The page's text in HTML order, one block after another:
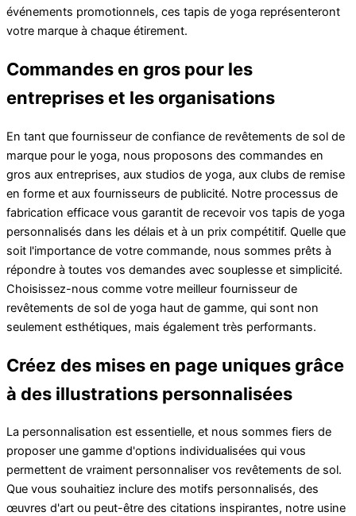
événements promotionnels, ces tapis de yoga représenteront
votre marque à chaque étirement.
Commandes en gros pour les
entreprises et les organisations
En tant que fournisseur de confiance de revêtements de sol de
marque pour le yoga, nous proposons des commandes en
gros aux entreprises, aux studios de yoga, aux clubs de remise
en forme et aux fournisseurs de publicité. Notre processus de
fabrication efficace vous garantit de recevoir vos tapis de yoga
personnalisés dans les délais et à un prix compétitif. Quelle que
soit l'importance de votre commande, nous sommes prêts à
répondre à toutes vos demandes avec souplesse et simplicité.
Choisissez-nous comme votre meilleur fournisseur de
revêtements de sol de yoga haut de gamme, qui sont non
seulement esthétiques, mais également très performants.
Créez des mises en page uniques grâce
à des illustrations personnalisées
La personnalisation est essentielle, et nous sommes fiers de
proposer une gamme d'options individualisées qui vous
permettent de vraiment personnaliser vos revêtements de sol.
Que vous souhaitiez inclure des motifs personnalisés, des
œuvres d'art ou peut-être des citations inspirantes, notre usine